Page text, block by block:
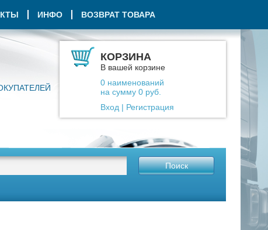
КОРЗИНА
В вашей корзине
0 наименований
на сумму 0 руб.
Вход | Регистрация
ИНФО ВОЗВРАТ ТОВАРА
Поиск